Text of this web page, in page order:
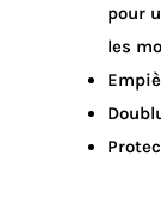
pour
les